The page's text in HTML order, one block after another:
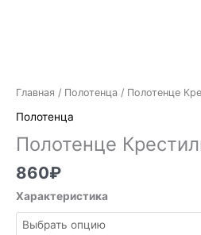
Главная / Полотенца / Полотенце
Полотенца
Полотенце
860₽
Характеристика